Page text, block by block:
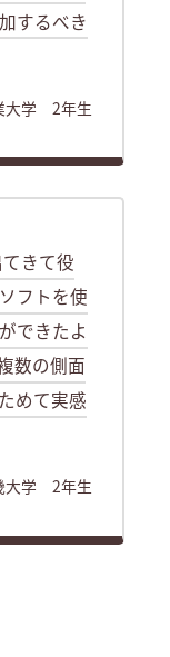
するべき
大学 2年生
きて役
フトを使
できたよ
数の側面
めて実感
大学 2年生